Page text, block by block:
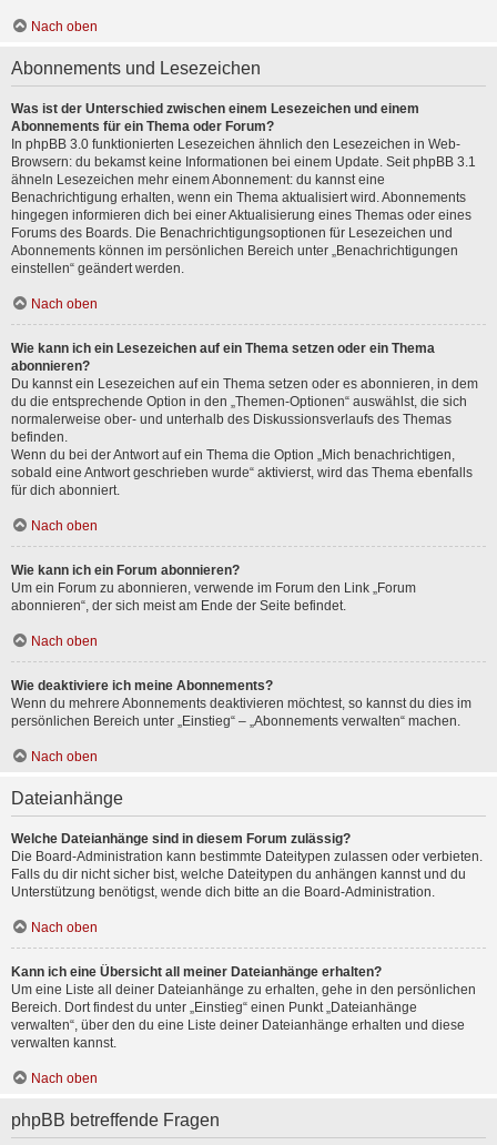
Nach oben
Abonnements und Lesezeichen
Was ist der Unterschied zwischen einem Lesezeichen und einem
Abonnements für ein Thema oder Forum?
In phpBB 3.0 funktionierten Lesezeichen ähnlich den Lesezeichen in Web-
Browsern: du bekamst keine Informationen bei einem Update. Seit phpBB 3.1
ähneln Lesezeichen mehr einem Abonnement: du kannst eine
Benachrichtigung erhalten, wenn ein Thema aktualisiert wird. Abonnements
hingegen informieren dich bei einer Aktualisierung eines Themas oder eines
Forums des Boards. Die Benachrichtigungsoptionen für Lesezeichen und
Abonnements können im persönlichen Bereich unter „Benachrichtigungen
einstellen“ geändert werden.
Nach oben
Wie kann ich ein Lesezeichen auf ein Thema setzen oder ein Thema
abonnieren?
Du kannst ein Lesezeichen auf ein Thema setzen oder es abonnieren, in dem
du die entsprechende Option in den „Themen-Optionen“ auswählst, die sich
normalerweise ober- und unterhalb des Diskussionsverlaufs des Themas
befinden.
Wenn du bei der Antwort auf ein Thema die Option „Mich benachrichtigen,
sobald eine Antwort geschrieben wurde“ aktivierst, wird das Thema ebenfalls
für dich abonniert.
Nach oben
Wie kann ich ein Forum abonnieren?
Um ein Forum zu abonnieren, verwende im Forum den Link „Forum
abonnieren“, der sich meist am Ende der Seite befindet.
Nach oben
Wie deaktiviere ich meine Abonnements?
Wenn du mehrere Abonnements deaktivieren möchtest, so kannst du dies im
persönlichen Bereich unter „Einstieg“ – „Abonnements verwalten“ machen.
Nach oben
Dateianhänge
Welche Dateianhänge sind in diesem Forum zulässig?
Die Board-Administration kann bestimmte Dateitypen zulassen oder verbieten.
Falls du dir nicht sicher bist, welche Dateitypen du anhängen kannst und du
Unterstützung benötigst, wende dich bitte an die Board-Administration.
Nach oben
Kann ich eine Übersicht all meiner Dateianhänge erhalten?
Um eine Liste all deiner Dateianhänge zu erhalten, gehe in den persönlichen
Bereich. Dort findest du unter „Einstieg“ einen Punkt „Dateianhänge
verwalten“, über den du eine Liste deiner Dateianhänge erhalten und diese
verwalten kannst.
Nach oben
phpBB betreffende Fragen